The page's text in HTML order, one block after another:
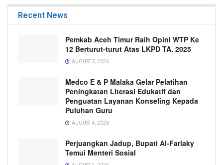
Recent News
Pemkab Aceh Timur Raih Opini WTP Ke
12 Berturut-turut Atas LKPD TA. 2025
AUGUST 5, 2026
Medco E & P Malaka Gelar Pelatihan
Peningkatan Literasi Edukatif dan
Penguatan Layanan Konseling Kepada
Puluhan Guru
AUGUST 4, 2026
Perjuangkan Jadup, Bupati Al-Farlaky
Temui Menteri Sosial